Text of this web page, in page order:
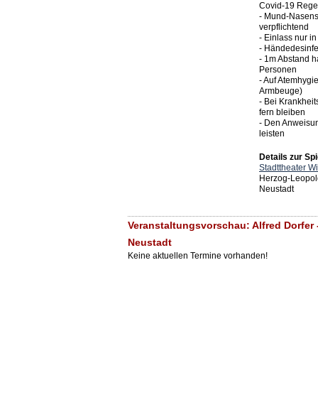
Covid-19
- Mund-
verpflichtend
- Einlass nur
-
- 1m Abstand
Personen
- Auf
Armbeuge)
- Bei
fern bleiben
- Den
leisten
Details zur
Stadttheater
Herzog-
Neustadt
Veranstaltungsvorschau: Alfred Dorfer
Neustadt
Keine aktuellen Termine vorhanden!